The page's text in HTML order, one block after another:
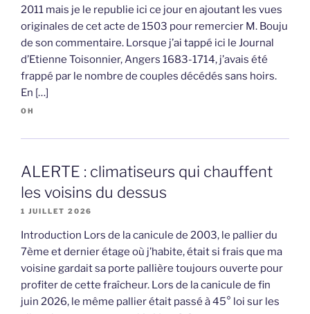
2011 mais je le republie ici ce jour en ajoutant les vues
originales de cet acte de 1503 pour remercier M. Bouju
de son commentaire. Lorsque j’ai tappé ici le Journal
d’Etienne Toisonnier, Angers 1683-1714, j’avais été
frappé par le nombre de couples décédés sans hoirs.
En […]
OH
ALERTE : climatiseurs qui chauffent
les voisins du dessus
1 JUILLET 2026
Introduction Lors de la canicule de 2003, le pallier du
7ème et dernier étage où j’habite, était si frais que ma
voisine gardait sa porte pallière toujours ouverte pour
profiter de cette fraîcheur. Lors de la canicule de fin
juin 2026, le même pallier était passé à 45° loi sur les